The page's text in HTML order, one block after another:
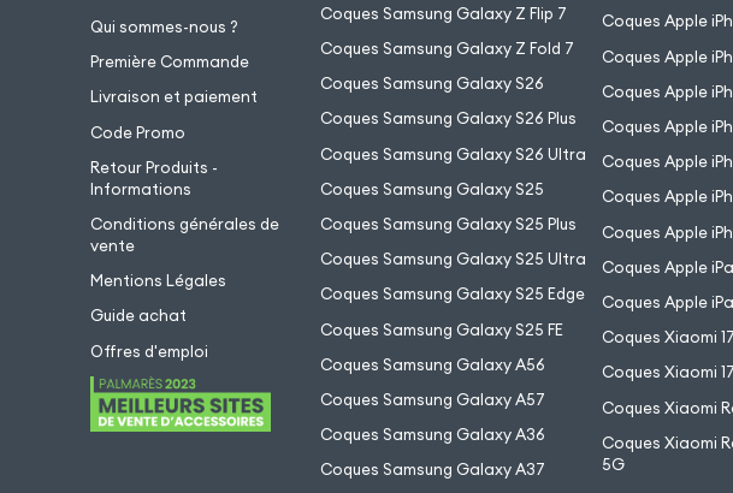
Qui sommes-nous ?
Première Commande
Livraison et paiement
Code Promo
Retour Produits -
Informations
Conditions générales de
vente
Mentions Légales
Guide achat
Offres d'emploi
Coques Samsung Galaxy Z Flip 7
Coques Samsung Galaxy Z Fold 7
Coques Samsung Galaxy S26
Coques Samsung Galaxy S26 Plus
Coques Samsung Galaxy S26 Ultra
Coques Samsung Galaxy S25
Coques Samsung Galaxy S25 Plus
Coques Samsung Galaxy S25 Ultra
Coques Samsung Galaxy S25 Edge
Coques Samsung Galaxy S25 FE
Coques Samsung Galaxy A56
Coques Samsung Galaxy A57
Coques Samsung Galaxy A36
Coques Samsung Galaxy A37
Coques Apple
Coques Apple
Coques Apple
Coques Apple
Coques Apple
Coques Apple
Coques Apple
Coques Apple
Coques Apple
Coques Xiaomi 17
Coques Xiaomi
Coques Xiaomi
Coques Xiaomi
5G